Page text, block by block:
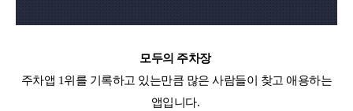
모두의 주차장
주차앱 1위를 기록하고 있는만큼 많은 사람들이 찾고 애용하는
앱입니다.